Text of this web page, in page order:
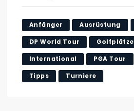
Anfänger Ausrüstung
DP World Tour Golfplätze
International PGA Tour
Tipps Turniere